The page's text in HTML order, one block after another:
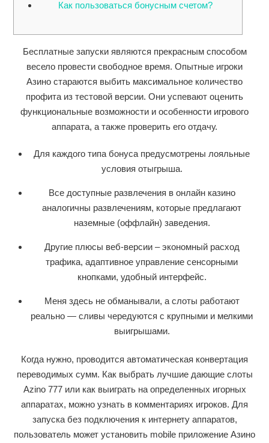
Как пользоваться бонусным счетом?
Бесплатные запуски являются прекрасным способом
весело провести свободное время. Опытные игроки
Азино стараются выбить максимальное количество
профита из тестовой версии. Они успевают оценить
функциональные возможности и особенности игрового
аппарата, а также проверить его отдачу.
Для каждого типа бонуса предусмотрены лояльные
условия отыгрыша.
Все доступные развлечения в онлайн казино
аналогичны развлечениям, которые предлагают
наземные (оффлайн) заведения.
Другие плюсы веб-версии – экономный расход
трафика, адаптивное управление сенсорными
кнопками, удобный интерфейс.
Меня здесь не обманывали, а слоты работают
реально — сливы чередуются с крупными и мелкими
выигрышами.
Когда нужно, проводится автоматическая конвертация
переводимых сумм. Как выбрать лучшие дающие слоты
Azino 777 или как выиграть на определенных игорных
аппаратах, можно узнать в комментариях игроков. Для
запуска без подключения к интернету аппаратов,
пользователь может установить mobile приложение Азино